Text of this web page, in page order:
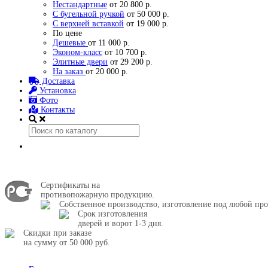
Нестандартные от 20 800 р.
С бугельной ручкой от 50 000 р.
С верхней вставкой от 19 000 р.
По цене
Дешевые от 11 000 р.
Эконом-класс от 10 700 р.
Элитные двери от 29 200 р.
На заказ от 20 000 р.
Доставка
Установка
Фото
Контакты
Сертификаты на
противопожарную продукцию.
Собственное производство, изготовление под любой
Срок изготовления
дверей и ворот 1-3 дня.
Скидки при заказе
на сумму от 50 000 руб.